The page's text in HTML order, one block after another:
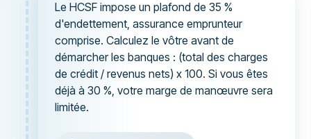
Le HCSF impose un plafond de 35 %
d'endettement, assurance emprunteur
comprise. Calculez le vôtre avant de
démarcher les banques : (total des charges
de crédit / revenus nets) x 100. Si vous êtes
déjà à 30 %, votre marge de manœuvre sera
limitée.